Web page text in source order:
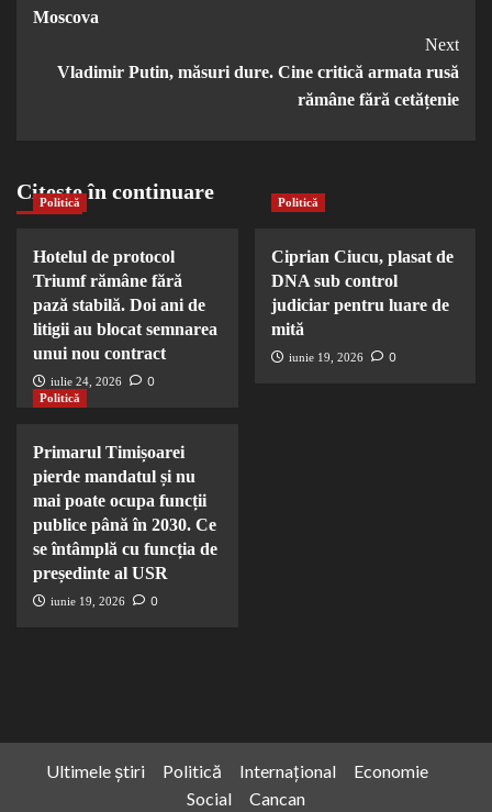
Moscova
Next
Vladimir Putin, măsuri dure. Cine critică armata rusă
rămâne fără cetățenie
Citește în continuare
Politică
Hotelul de protocol
Triumf rămâne fără
pază stabilă. Doi ani de
litigii au blocat semnarea
unui nou contract
iulie 24, 2026 0
Politică
Ciprian Ciucu, plasat de
DNA sub control
judiciar pentru luare de
mită
iunie 19, 2026 0
Politică
Primarul Timișoarei
pierde mandatul și nu
mai poate ocupa funcții
publice până în 2030. Ce
se întâmplă cu funcția de
președinte al USR
iunie 19, 2026 0
Ultimele știri Politică Internațional
Economie
Social
Cancan